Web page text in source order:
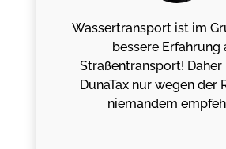
Wassertransport ist im
bessere Erfahrung
Straßentransport! Daher
DunaTax nur wegen der
niemandem